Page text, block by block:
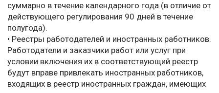
суммарно в течение календарного года (в отличие от
действующего регулирования 90 дней в течение
полугода).
• Реестры работодателей и иностранных работников.
Работодатели и заказчики работ или услуг при
условии включения их в соответствующий реестр
будут вправе привлекать иностранных работников,
входящих в реестр иностранных граждан, имеющих